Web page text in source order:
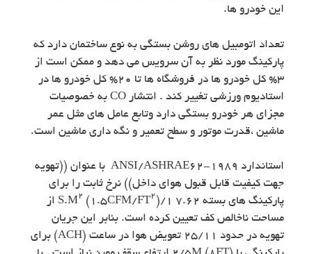
این خودرو ها.
تعداد اتومبیل های روشن بستگی به نوع ساختمان دارد که
پارکینگ مورد نظر به آن سرویس می دهد و ممکن است از
۳% کل خودرو ها در فروشگاه ها تا ۲۰% کل خودرو ها در
استادیوم ورزشی تغییر کند . انتشار CO به خصوصیات
مجزای هر خودرو بستگی دارد وتابع عامل های مثل عمر
ماشین ،قدرت موتور و سطح تعمیر و نگه داری ماشین است.
استاندارد ANSI/ASHRAE62-1989 با عنوان ((تهویه
جهت کیفیت قابل قبول هوای داخل)) نرخ ثابت را برای
پارکینگ های بسته ۷.۶۲ ۱/S.M
۲ (۱.۵CFM/FT۲
) از
مساحت ناخالص کف تعیین کرده است. بنابر این جریان
تهویه در حدود ۲۵/۱۱ تعویض هوا در ساعت (ACH) برای